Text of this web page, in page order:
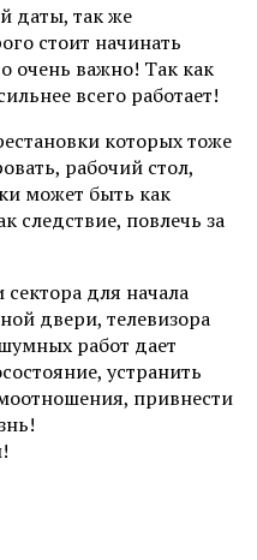
даты, так же
стоит начинать
очень важно! Так как
всего работает!
которых тоже
рабочий стол,
может быть как
следствие, повлечь за
для начала
двери, телевизора
работ дает
устранить
привнести